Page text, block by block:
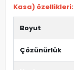
Kasa) özellikleri:
Boyut
Çözünürlük